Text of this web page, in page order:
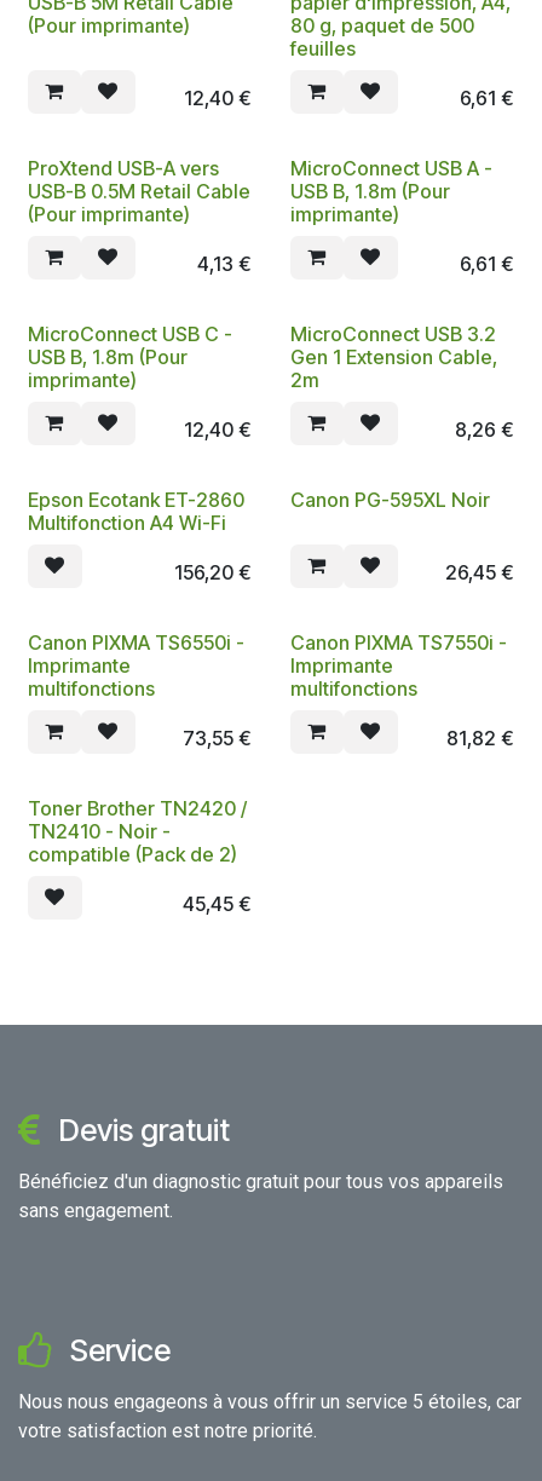
(Pour imprimante)
12,40€
80 g, paquet de 500
feuilles
6,61 €
ProXtend USB-A vers
USB-B 0.5M Retail Cable
(Pour imprimante)
4,13 €
MicroConnect USB A -
USB B, 1.8m (Pour
imprimante)
6,61 €
MicroConnect USB C -
USB B, 1.8m (Pour
imprimante)
12,40€
MicroConnect USB 3.2
Gen 1 Extension Cable,
2m
8,26 €
Epson Ecotank ET-2860
Multifonction A4 Wi-Fi
156,20€
Canon PG-595XL Noir
26,45€
Canon PIXMA TS6550i -
Imprimante
multifonctions
73,55€
Canon PIXMA TS7550i -
Imprimante
multifonctions
81,82 €
Toner Brother TN2420 /
TN2410 - Noir -
compatible (Pack de 2)
45,45€
Devis gratuit
Bénéficiez d'un diagnostic gratuit pour tous vos appareils
sans engagement.
Service
Nous nous engageons à vous offrir un service 5 étoiles, car
votre satisfaction est notre priorité.